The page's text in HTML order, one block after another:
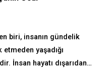
biri, insanın gündelik
yaşadığı
İnsan hayatı dışarıdan…